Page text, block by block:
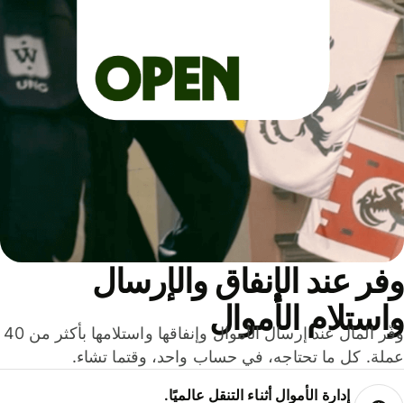
عند الإنفاق والإرسال
الأموال
وفّر المال عند إرسال الأموال وإنفاقها واستلامها بأكثر من 40
كل ما تحتاجه، في حساب واحد، وقتما تشاء.
إدارة الأموال أثناء التنقل عالميًا.